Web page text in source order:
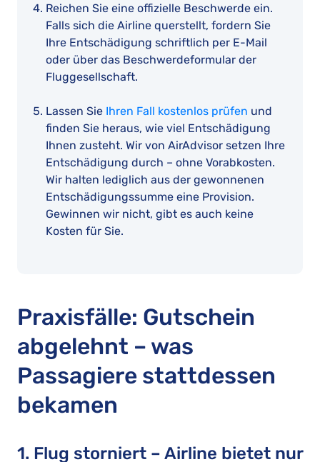
Reichen Sie eine offizielle Beschwerde ein.
Falls sich die Airline querstellt, fordern Sie
Ihre Entschädigung schriftlich per E-Mail
oder über das Beschwerdeformular der
Fluggesellschaft.
Lassen Sie Ihren Fall kostenlos prüfen und
finden Sie heraus, wie viel Entschädigung
Ihnen zusteht. Wir von AirAdvisor setzen Ihre
Entschädigung durch – ohne Vorabkosten.
Wir halten lediglich aus der gewonnenen
Entschädigungssumme eine Provision.
Gewinnen wir nicht, gibt es auch keine
Kosten für Sie.
Praxisfälle: Gutschein
abgelehnt – was
Passagiere stattdessen
bekamen
1. Flug storniert – Airline bietet nur